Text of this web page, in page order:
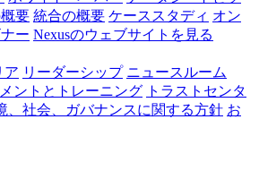
要 統合の概要 ケーススタディ オン
ー Nexusのウェブサイトを見る
ア リーダーシップ ニュースルーム
ントとトレーニング トラストセンタ
、社会、ガバナンスに関する方針 お